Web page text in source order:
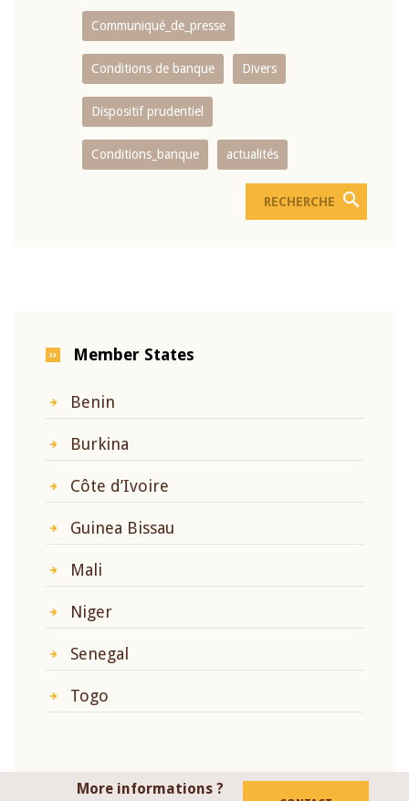
Communiqué_de_presse
Conditions de banque Divers
Dispositif prudentiel
Conditions_banque actualités
Member States
Benin
Burkina
Côte d’Ivoire
Guinea Bissau
Mali
Niger
Senegal
Togo
More informations ?